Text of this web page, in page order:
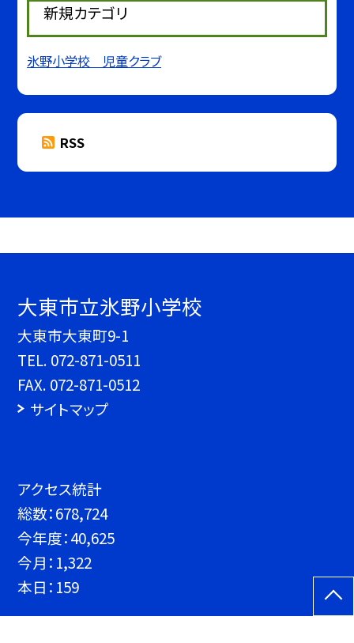
新規カテゴリ
氷野小学校 児童クラブ
RSS
大東市立氷野小学校
大東市大東町9-1
TEL. 072-871-0511
FAX. 072-871-0512
サイトマップ
アクセス統計
総数：678,724
今年度：40,625
今月： 1,322
本日： 159